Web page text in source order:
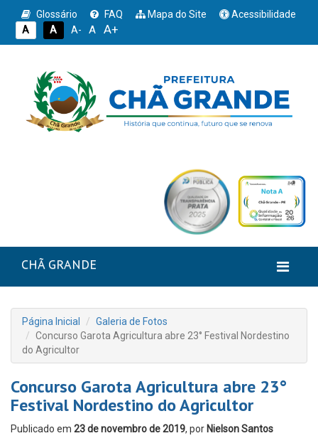
Glossário FAQ Mapa do Site
Acessibilidade
A
A A- A A+
CHÃ GRANDE
Página Inicial
Galeria de Fotos
Concurso Garota Agricultura abre 23° Festival Nordestino
do Agricultor
Concurso Garota Agricultura abre 23°
Festival Nordestino do Agricultor
Publicado em 23 de novembro de 2019, por Nielson Santos